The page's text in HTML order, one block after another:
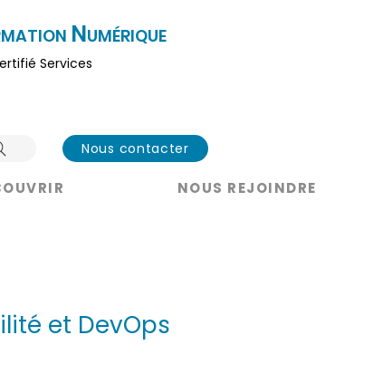
NUMÉRIQUE
Services
Nous contacter
NOUS REJOINDRE
et DevOps